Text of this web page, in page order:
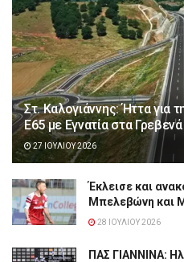
Στ. Καλογιάννης: Ήττα για
Ε65 με Εγνατία στα Γρεβενά
27 ΙΟΥΛΊΟΥ 2026
Έκλεισε και
Μπελεβώνη και
28 ΙΟΥΛΊΟΥ 2026
ΠΑΣ ΓΙΑΝΝΙΝΑ: